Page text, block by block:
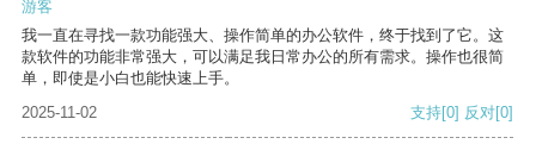
游客
我一直在寻找一款功能强大、操作简单的办公软件，终于找到了它。这
款软件的功能非常强大，可以满足我日常办公的所有需求。操作也很简
单，即使是小白也能快速上手。
2025-11-02
支持[0] 反对[0]